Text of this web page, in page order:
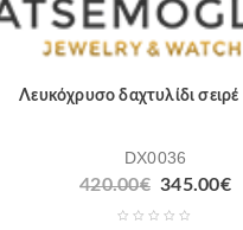
Λευκόχρυσο δαχτυλίδι σειρέ
DX0036
420.00€ 345.00€